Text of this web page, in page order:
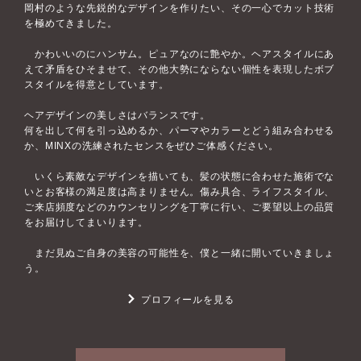
岡村のような先鋭的なデザインを作りたい、その一心でカット技術
を極めてきました。
かわいいのにハンサム。ピュアなのに艶やか。ヘアスタイルにあ
えて矛盾をひそませて、その他大勢にならない個性を表現したボブ
スタイルを得意としています。
ヘアデザインの美しさはバランスです。
何を出して何を引っ込めるか、パーマやカラーとどう組み合わせる
か、MINXの洗練されたセンスをぜひご体感ください。
いくら素敵なデザインを描いても、髪の状態に合わせた施術でな
いとお客様の満足度は高まりません。傷み具合、ライフスタイル、
ご来店頻度などのカウンセリングを丁寧に行い、ご要望以上の品質
をお届けしてまいります。
まだ見ぬご自身の美容の可能性を、僕と一緒に開いていきましょ
う。
プロフィールを見る